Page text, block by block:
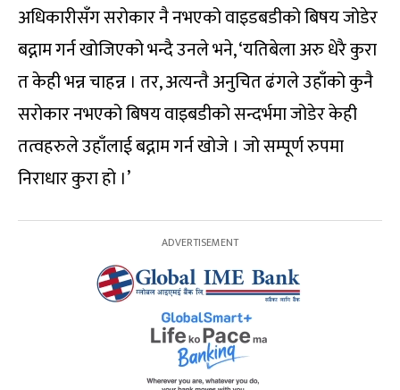
अधिकारीसँग सरोकार नै नभएको वाइडबडीको बिषय जोडेर
बद्नाम गर्न खोजिएको भन्दै उनले भने, ‘यतिबेला अरु धेरै कुरा
त केही भन्न चाहन्न । तर, अत्यन्तै अनुचित ढंगले उहाँको कुनै
सरोकार नभएको बिषय वाइबडीको सन्दर्भमा जोडेर केही
तत्वहरुले उहाँलाई बद्नाम गर्न खोजे । जो सम्पूर्ण रुपमा
निराधार कुरा हो ।’